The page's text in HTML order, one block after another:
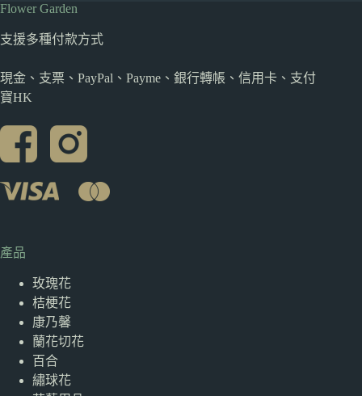
Flower Garden
支援多種付款方式
現金、支票、PayPal、Payme、銀行轉帳、信用卡、支付
寶HK
產品
玫瑰花
桔梗花
康乃馨
蘭花切花
百合
繡球花